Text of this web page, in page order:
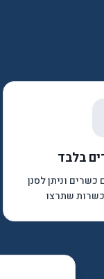
בלבד
וניתן לסנן
שתרצו